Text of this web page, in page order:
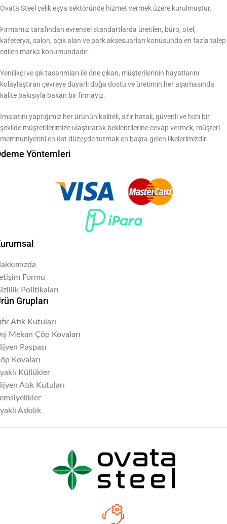
Ovata Steel çelik eşya sektöründe hizmet vermek üzere kurulmuştur.
Firmamız tarafından evrensel standartlarda üretilen, büro, otel,
kafeterya, salon, açık alan ve park aksesuarları konusunda en fazla talep
edilen marka konumundadır.
Yenilikçi ve şık tasarımları ile öne çıkan, müşterilerinin hayatlarını
kolaylaştıran çevreye duyarlı doğa dostu ve üretimin her aşamasında
kalite bakışıyla bakan bir firmayız.
İmalatını yaptığımız her ürünün kaliteli, sıfır hatalı, güvenli ve hızlı bir
şekilde müşterilerimize ulaştırarak beklentilerine cevap vermek, müşteri
memnuniyetini en üst düzeyde tutmak en başta gelen ilkelerimizdir.
Yöntemleri
Formu
Politikaları
Grupları
Atık Kutuları
Mekan Çöp Kovaları
Paspası
Kovaları
Küllükler
Atık Kutuları
Askılık